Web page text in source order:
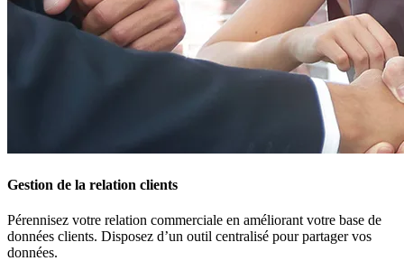
Gestion de la relation clients
Pérennisez votre relation commerciale en améliorant votre base de
données clients. Disposez d’un outil centralisé pour partager vos
données.